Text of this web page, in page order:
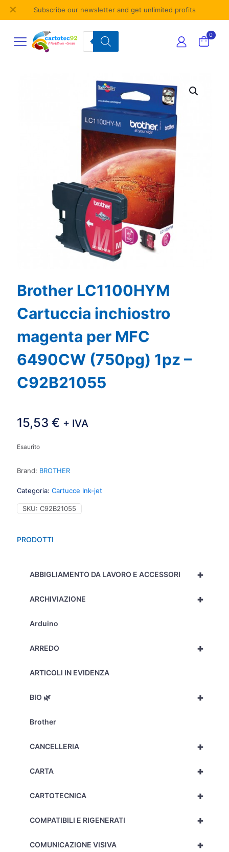
Subscribe our newsletter and get unlimited profits
✕
Products
search
0
PRODOTTI
+
ABBIGLIAMENTO DA LAVORO E ACCESSORI
+
ARCHIVIAZIONE
Arduino
+
ARREDO
ARTICOLI IN EVIDENZA
+
BIO 🌿
Brother
+
CANCELLERIA
+
CARTA
+
CARTOTECNICA
+
COMPATIBILI E RIGENERATI
+
COMUNICAZIONE VISIVA
Brother LC1100HYM
Cartuccia inchiostro
magenta per MFC
6490CW (750pg) 1pz –
C92B21055
15,53 € + IVA
Esaurito
Brand: BROTHER
Categoria: Cartucce Ink-jet
SKU: C92B21055